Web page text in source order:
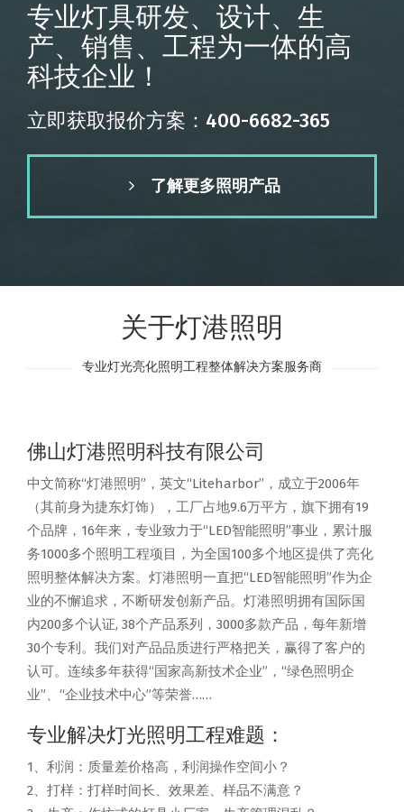
专业灯具研发、设计、生
产、销售、工程为一体的高
科技企业！
立即获取报价方案：400-6682-365
了解更多照明产品
关于灯港照明
专业灯光亮化照明工程整体解决方案服务商
佛山灯港照明科技有限公司
中文简称“灯港照明”，英文“Liteharbor”，成立于2006年
（其前身为捷东灯饰），工厂占地9.6万平方，旗下拥有19
个品牌，16年来，专业致力于“LED智能照明”事业，累计服
务1000多个照明工程项目，为全国100多个地区提供了亮化
照明整体解决方案。灯港照明一直把“LED智能照明”作为企
业的不懈追求，不断研发创新产品。灯港照明拥有国际国
内200多个认证, 38个产品系列，3000多款产品，每年新增
30个专利。我们对产品品质进行严格把关，赢得了客户的
认可。连续多年获得“国家高新技术企业”，“绿色照明企
业”、“企业技术中心”等荣誉……
专业解决灯光照明工程难题：
1、利润：质量差价格高，利润操作空间小？
2、打样：打样时间长、效果差、样品不满意？